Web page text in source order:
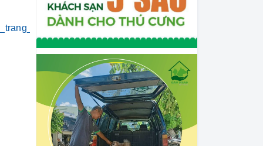
#khách_sạn_thú_cưng